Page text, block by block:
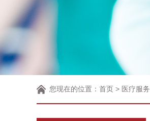
您现在的位置： 首页 > 医疗服务